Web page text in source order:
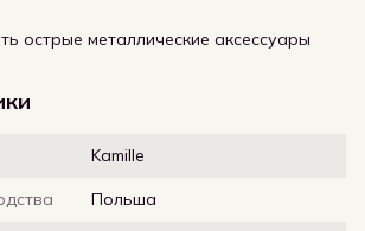
острые металлические аксессуары
Kamille
Польша